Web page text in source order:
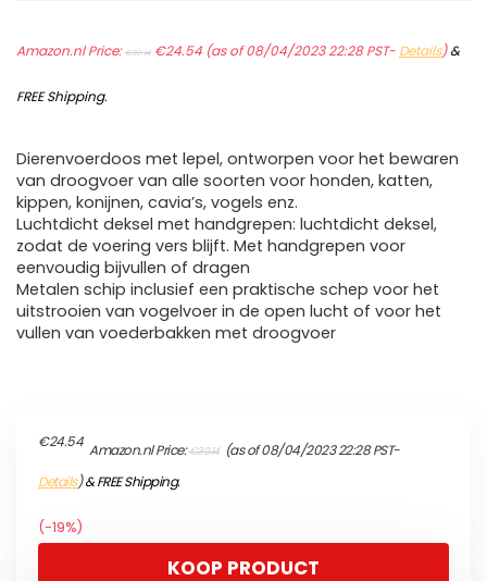
Amazon.nl Price:€30.14 price
€24.54price
(as of 08/04/2023 22:28 PST- Details)&
FREE Shipping.
Dierenvoerdoos met lepel, ontworpen voor het bewaren
van droogvoer van alle soorten voor honden, katten,
kippen, konijnen, cavia’s, vogels enz.
Luchtdicht deksel met handgrepen: luchtdicht deksel,
zodat de voering vers blijft. Met handgrepen voor
eenvoudig bijvullen of dragen
Metalen schip inclusief een praktische schep voor het
uitstrooien van vogelvoer in de open lucht of voor het
vullen van voederbakken met droogvoer
Amazon.nl Price:€30.14
Original
price
€24.54
Current
price
(as of 08/04/2023 22:28 PST-
Details)&FREE Shipping.
(-19%)
KOOP PRODUCT